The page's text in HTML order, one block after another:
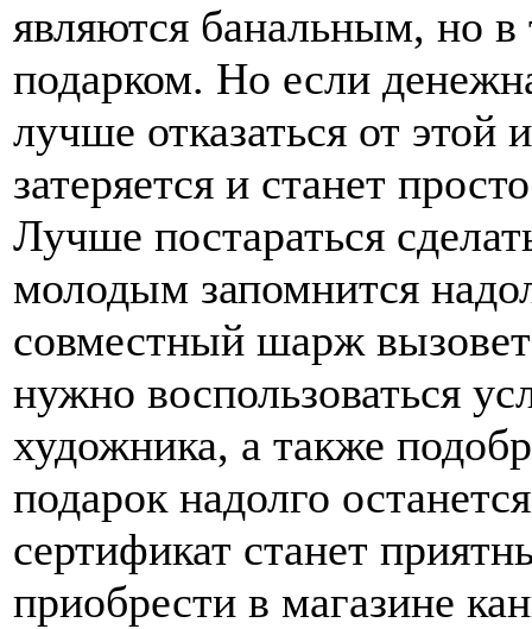
являются банальным, но
подарком. Но если
лучше отказаться от
затеряется и станет
Лучше постараться
молодым запомнится
совместный шарж
нужно воспользоваться
художника, а также
подарок надолго
сертификат станет
приобрести в магазине